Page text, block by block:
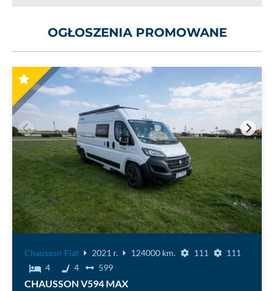
OGŁOSZENIA PROMOWANE
Chausson Fiat 2021 r. 124000 km. 111
111
4
4 599
CHAUSSON V594 MAX